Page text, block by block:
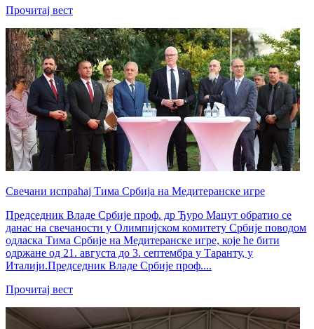
Прочитај вест
Свечани испраћај Тима Србија на Медитеранске игре
Председник Владе Србије проф. др Ђуро Мацут обратио се
данас на свечаности у Олимпијском комитету Србије поводом
одласка Тима Србије на Медитеранске игре, које ће бити
одржане од 21. августа до 3. септембра у Таранту, у
Италији.Председник Владе Србије проф....
Прочитај вест